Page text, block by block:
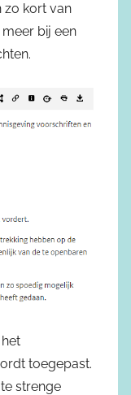
zo kort van
bij een
toegepast.
strenge